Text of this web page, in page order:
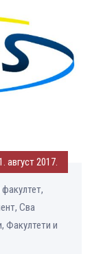
август 2017.
Сва
Факултети и